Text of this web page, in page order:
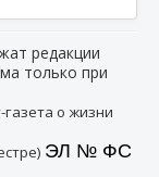
редакции
только при
газета о жизни
ЭЛ № ФС